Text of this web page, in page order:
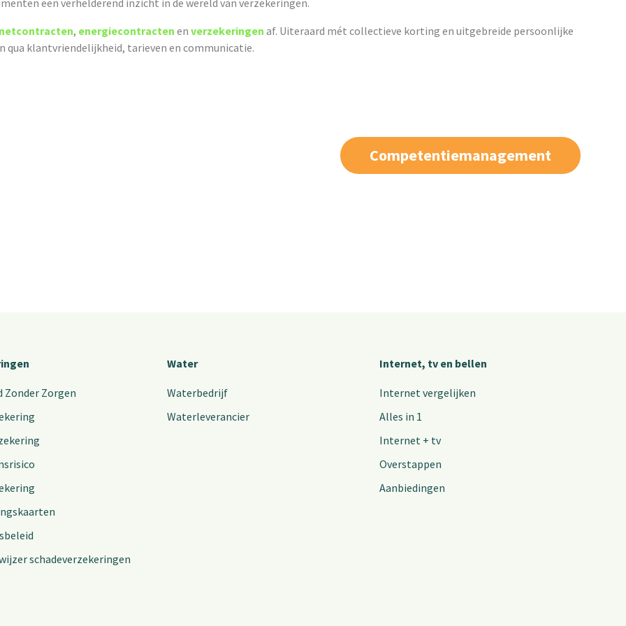
een verhelderend inzicht in de wereld van verzekeringen.
, energiecontracten en verzekeringen af. Uiteraard mét collectieve korting en uitgebreide persoonlijke
qua klantvriendelijkheid, tarieven en communicatie.
Competentiemanagement
Zonder Zorgen
schadeverzekeringen
Water
Waterbedrijf
Waterleverancier
Internet, tv en bellen
Internet vergelijken
Alles in 1
Internet + tv
Overstappen
Aanbiedingen